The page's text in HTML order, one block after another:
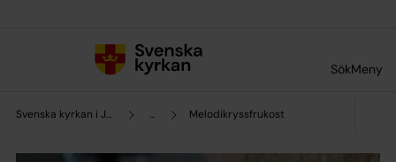
SökMeny
Svenska kyrkan i Järna och Vårdinge ... Melodikryssfrukost